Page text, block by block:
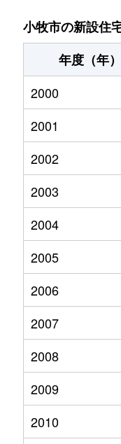
小牧市の新設住
年度（年）
2000
2001
2002
2003
2004
2005
2006
2007
2008
2009
2010